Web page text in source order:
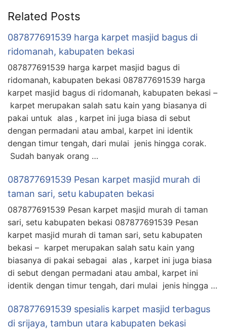
Related Posts
087877691539 harga karpet masjid bagus di
ridomanah, kabupaten bekasi
087877691539 harga karpet masjid bagus di
ridomanah, kabupaten bekasi 087877691539 harga
karpet masjid bagus di ridomanah, kabupaten bekasi –
karpet merupakan salah satu kain yang biasanya di
pakai untuk alas , karpet ini juga biasa di sebut
dengan permadani atau ambal, karpet ini identik
dengan timur tengah, dari mulai jenis hingga corak.
Sudah banyak orang …
087877691539 Pesan karpet masjid murah di
taman sari, setu kabupaten bekasi
087877691539 Pesan karpet masjid murah di taman
sari, setu kabupaten bekasi 087877691539 Pesan
karpet masjid murah di taman sari, setu kabupaten
bekasi – karpet merupakan salah satu kain yang
biasanya di pakai sebagai alas , karpet ini juga biasa
di sebut dengan permadani atau ambal, karpet ini
identik dengan timur tengah, dari mulai jenis hingga …
087877691539 spesialis karpet masjid terbagus
di srijaya, tambun utara kabupaten bekasi